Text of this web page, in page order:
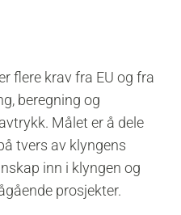
flere krav fra EU og fra
beregning og
Målet er å dele
tvers av klyngens
inn i klyngen og
prosjekter.